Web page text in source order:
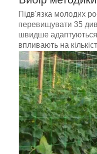
Підв'язка молодих
перевищувати 35
швидше адаптуються
впливають на